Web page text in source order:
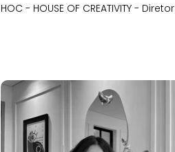
HOC - HOUSE OF CREATIVITY - Diretor